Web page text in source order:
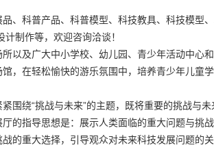
、科普产品、科普模型、科技教具、科技模型、
制作等，欢迎咨询洽谈！
以及广大中小学校、幼儿园、青少年活动中心
，在轻松愉快的游乐氛围中，培养青少年儿童
围绕“挑战与未来”的主题，既将重要的挑战与
的指导思想是：展示人类面临的重大问题与挑
的重大选择，引导观众对未来科技发展问题的关